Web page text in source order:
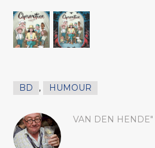
BD , HUMOUR
VAN DEN HENDE"